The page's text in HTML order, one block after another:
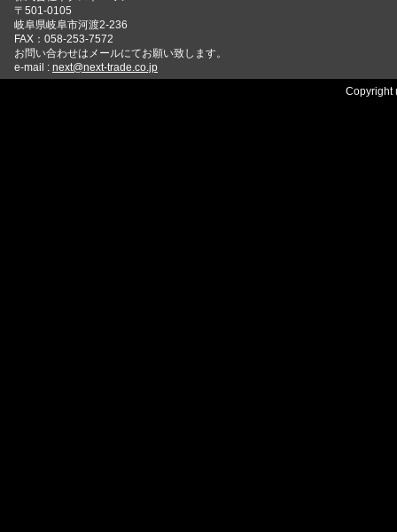
〒501-0105
岐阜県岐阜市河渡2-236
FAX：058-253-7572
お問い合わせはメールにてお願い致します。
e-mail : next@next-trade.co.jp
Copyright